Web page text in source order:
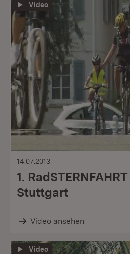
Video
14.07.2013
1.
Stuttgart
Video ansehen
Video